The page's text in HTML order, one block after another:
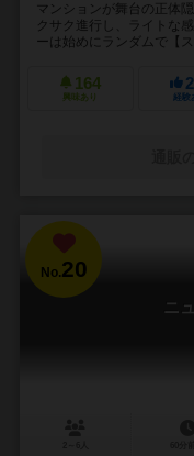
マンションが舞台の正体
クサク進行し、ライトな
ーは始めにランダムで【
164
興味あり 経験
No.20
ニ